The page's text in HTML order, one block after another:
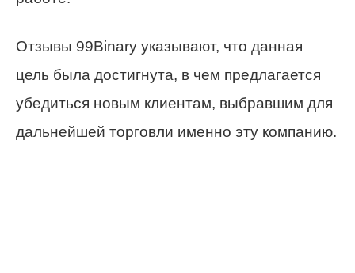
Отзывы 99Binary указывают, что данная
цель была достигнута, в чем предлагается
убедиться новым клиентам, выбравшим для
дальнейшей торговли именно эту компанию.